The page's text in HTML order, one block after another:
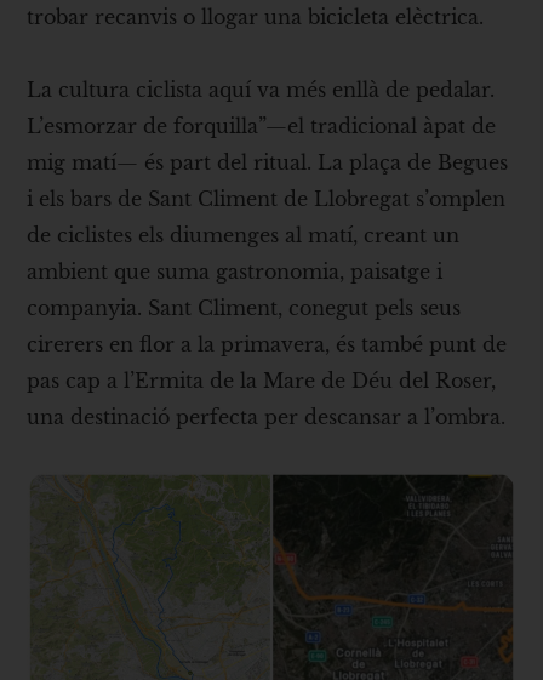
trobar recanvis o llogar una bicicleta elèctrica.
La cultura ciclista aquí va més enllà de pedalar.
L’esmorzar de forquilla”—el tradicional àpat de
mig matí— és part del ritual. La plaça de Begues
i els bars de Sant Climent de Llobregat s’omplen
de ciclistes els diumenges al matí, creant un
ambient que suma gastronomia, paisatge i
companyia. Sant Climent, conegut pels seus
cirerers en flor a la primavera, és també punt de
pas cap a l’Ermita de la Mare de Déu del Roser,
una destinació perfecta per descansar a l’ombra.